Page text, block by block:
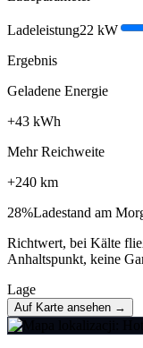
Ladeleistung22 kW
Ergebnis
Geladene Energie
+43 kWh
Mehr Reichweite
+240 km
28%Ladestand am
Richtwert, bei Kälte
Anhaltspunkt, keine
Lage
Auf Karte ansehen →